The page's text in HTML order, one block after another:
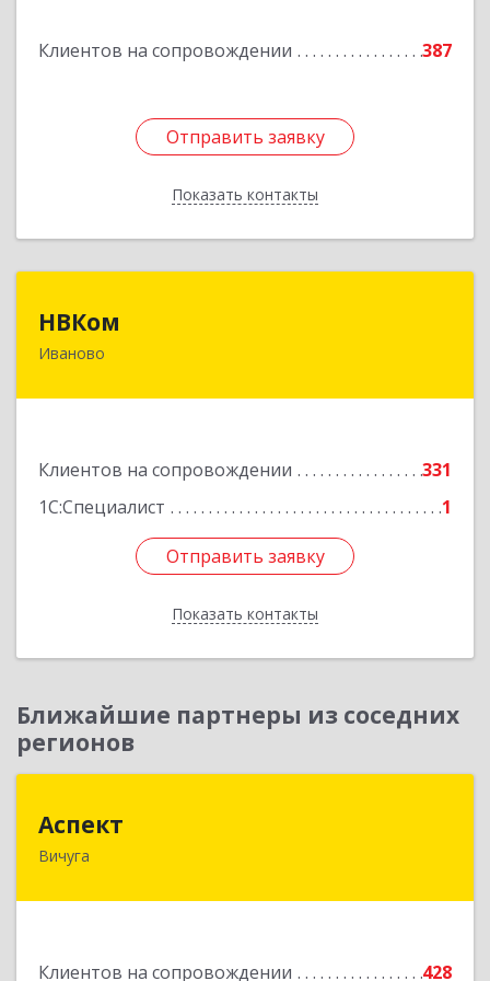
Клиентов на сопровождении 387
Отправить заявку
Показать контакты
Отправить заявку
Назад
НВКом
Иваново
Клиентов на сопровождении
331
1С:Специалист
1
Отправить заявку
Показать контакты
153000, Ивановская обл, Иваново г, Аптечный
Отправить заявку
Назад
Ближайшие партнеры из соседних
регионов
Аспект
Вичуга
Клиентов на сопровождении 428
155331, Ивановская обл, Вичугский р-н, Вичуга